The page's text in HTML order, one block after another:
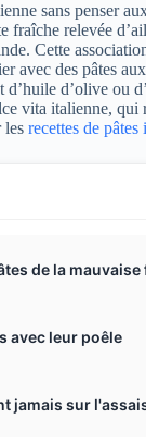
sans penser
fraîche relevée
Cette
avec des pâtes
d’olive ou
vita italienne,
les recettes de
de la mauvaise
avec leur poêle
jamais sur